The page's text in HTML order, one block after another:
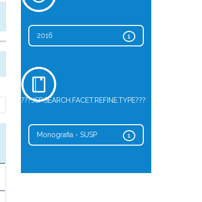
1
2016
???JSP.SEARCH.FACET.REFINE.TYPE???
1
Monografia - SUSP